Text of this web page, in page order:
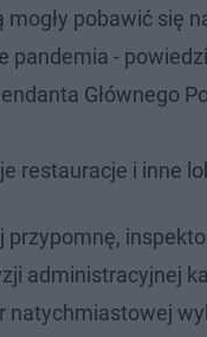
mogły pobawić się
pandemia -
Głównego
restauracje i inne
przypomnę,
administracyjnej
natychmiastowej